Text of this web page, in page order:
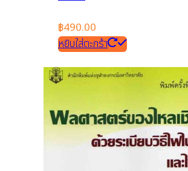
฿490.00
หยิบใส่ตะกร้า